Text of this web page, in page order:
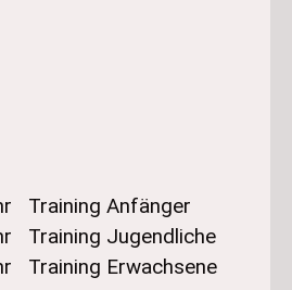
Training Anfänger
Training Jugendliche
Training Erwachsene